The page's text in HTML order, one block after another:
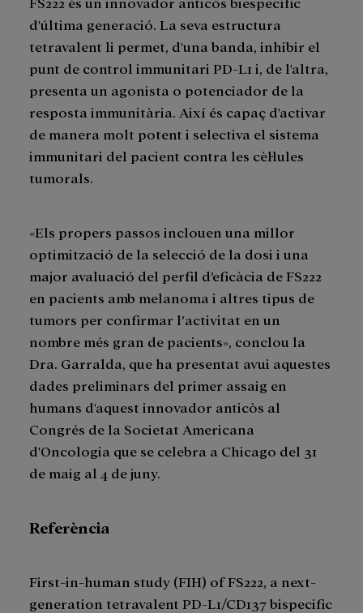
d'última generació. La seva estructura
tetravalent li permet, d'una banda, inhibir el
punt de control immunitari PD-L1 i, de l'altra,
presenta un agonista o potenciador de la
resposta immunitària. Així és capaç d'activar
de manera molt potent i selectiva el sistema
immunitari del pacient contra les cèl·lules
tumorals.
«Els propers passos inclouen una millor
optimització de la selecció de la dosi i una
major avaluació del perfil d’eficàcia de FS222
en pacients amb melanoma i altres tipus de
tumors per confirmar l’activitat en un
nombre més gran de pacients», conclou la
Dra. Garralda, que ha presentat avui aquestes
dades preliminars del primer assaig en
humans d'aquest innovador anticòs al
Congrés de la Societat Americana
d'Oncologia que se celebra a Chicago del 31
de maig al 4 de juny.
Referència
First-in-human study (FIH) of FS222, a next-
generation tetravalent PD-L1/CD137 bispecific